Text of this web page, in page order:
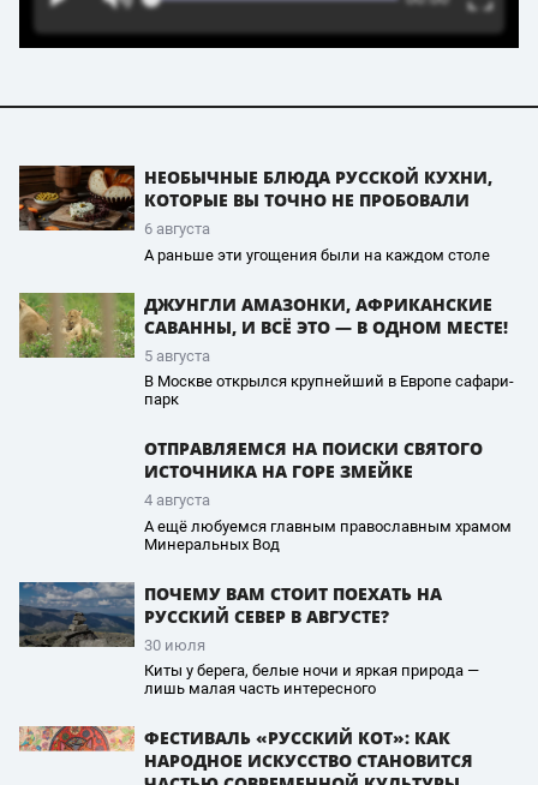
НЕОБЫЧНЫЕ БЛЮДА РУССКОЙ КУХНИ,
КОТОРЫЕ ВЫ ТОЧНО НЕ ПРОБОВАЛИ
6 августа
А раньше эти угощения были на каждом столе
ДЖУНГЛИ АМАЗОНКИ, АФРИКАНСКИЕ
САВАННЫ, И ВСЁ ЭТО — В ОДНОМ МЕСТЕ!
5 августа
В Москве открылся крупнейший в Европе сафари-
парк
ОТПРАВЛЯЕМСЯ НА ПОИСКИ СВЯТОГО
ИСТОЧНИКА НА ГОРЕ ЗМЕЙКЕ
4 августа
А ещё любуемся главным православным храмом
Минеральных Вод
ПОЧЕМУ ВАМ СТОИТ ПОЕХАТЬ НА
РУССКИЙ СЕВЕР В АВГУСТЕ?
30 июля
Киты у берега, белые ночи и яркая природа —
лишь малая часть интересного
ФЕСТИВАЛЬ «РУССКИЙ КОТ»: КАК
НАРОДНОЕ ИСКУССТВО СТАНОВИТСЯ